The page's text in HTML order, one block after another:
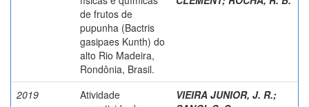
de frutos de
pupunha (Bactris
gasipaes Kunth) do
alto Rio Madeira,
Rondônia, Brasil.
2019
Atividade
VIEIRA JUNIOR, J. R.;